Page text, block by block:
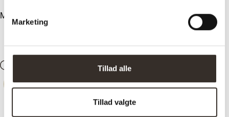
Marketing
Tillad alle
Tillad valgte
Menu
Konto
28%